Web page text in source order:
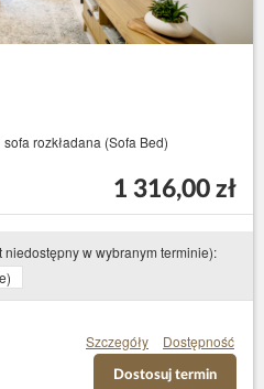
rozkładana (Sofa Bed)
1 316,00 zł
niedostępny w wybranym terminie):
Szczegóły Dostępność
Dostosuj termin